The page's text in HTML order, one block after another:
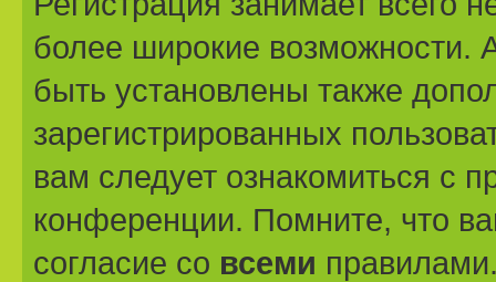
более широкие возможности.
быть установлены также
зарегистрированных
вам следует ознакомиться с
конференции. Помните, что
согласие со всеми